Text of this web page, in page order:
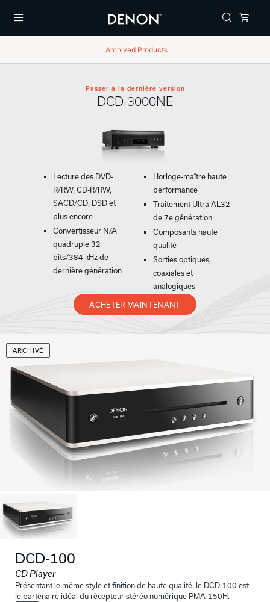
Archived Products
Passer à la dernière version
DCD-3000NE
Lecture des DVD-
R/RW, CD-R/RW,
SACD/CD, DSD et
plus encore
Convertisseur N/A
quadruple 32
bits/384 kHz de
dernière génération
Horloge-maître haute
performance
Traitement Ultra AL32
de 7e génération
Composants haute
qualité
Sorties optiques,
coaxiales et
analogiques
ACHETER MAINTENANT
ARCHIVÉ
DCD-100
CD Player
Présentant le même style et finition de haute qualité, le DCD-100 est
le partenaire idéal du récepteur stéréo numérique PMA-150H.